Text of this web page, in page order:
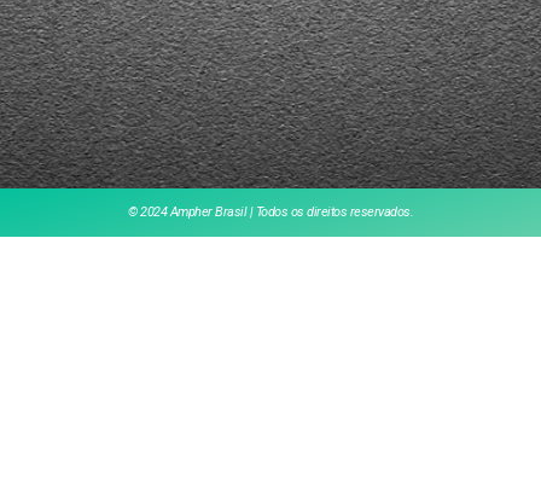
© 2024 Ampher Brasil | Todos os direitos reservados.